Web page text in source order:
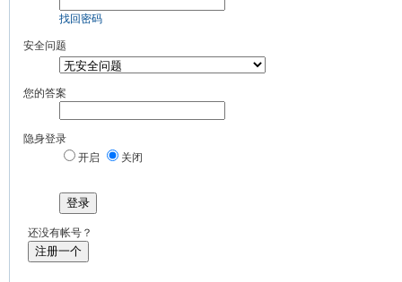
找回密码
安全问题
您的答案
隐身登录
开启
关闭
登录
还没有帐号？
注册一个